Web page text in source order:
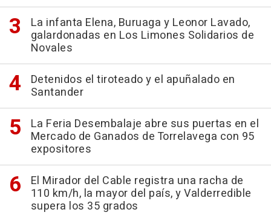
La infanta Elena, Buruaga y Leonor Lavado,
galardonadas en Los Limones Solidarios de
Novales
Detenidos el tiroteado y el apuñalado en
Santander
La Feria Desembalaje abre sus puertas en el
Mercado de Ganados de Torrelavega con 95
expositores
El Mirador del Cable registra una racha de
110 km/h, la mayor del país, y Valderredible
supera los 35 grados